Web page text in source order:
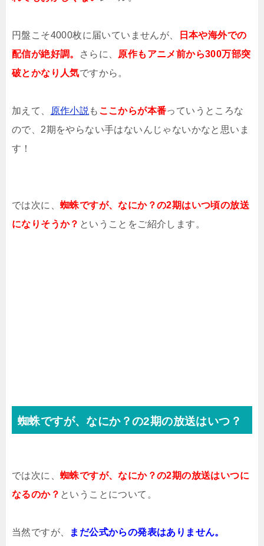
円盤こそ4000枚に届いていませんが、
日本や海外での
配信が絶好調。
さらに、 原作もアニメ前から300万部突
破とかなり人気ですから。
加えて、 原作小説 も ここからが本番っていうところな
ので、2期をやらない手はないんじゃないかなと思いま
す！
では次に、 蜘蛛ですが、なにか？の2期はいつ頃の放送
になりそうか？ ということをご紹介します。
蜘蛛ですが、なにか？の2期の放送はいつ？
では次に、 蜘蛛ですが、なにか？の2期の放送はいつに
なるのか？ ということについて。
当然ですが、 まだ公式からの発表はありません。